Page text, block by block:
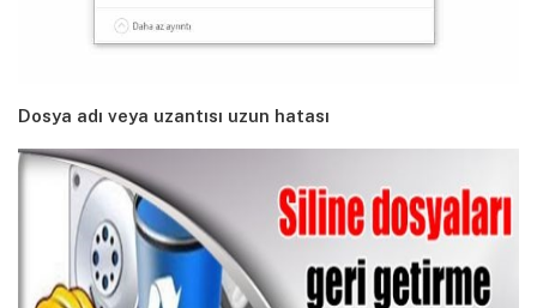
Dosya adı veya uzantısı uzun hatası